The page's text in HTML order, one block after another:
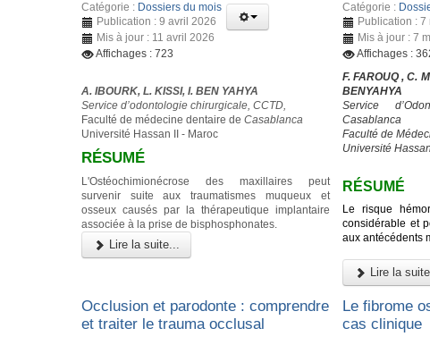
Catégorie : Dossiers du mois
Publication : 9 avril 2026
Mis à jour : 11 avril 2026
Affichages : 723
A. IBOURK, L. KISSI, I. BEN YAHYA
Service d’odontologie chirurgicale, CCTD,
Faculté de médecine dentaire de Casablanca
Université Hassan II - Maroc
RÉSUMÉ
L'Ostéochimionécrose des maxillaires peut
survenir suite aux traumatismes muqueux et
osseux causés par la thérapeutique implantaire
associée à la prise de bisphosphonates.
Lire la suite...
Catégorie :
Publication : 7
Mis à jour : 7
Affichages :
F. FAROUQ , C.
BENYAHYA
Service
Casablanca
Faculté de
Université
RÉSUMÉ
Le risque
considérable et
aux antécédents
Lire la
Occlusion et parodonte : comprendre
et traiter le trauma occlusal
Le fibrome
cas clinique